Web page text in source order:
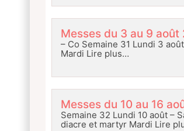
Messes du 3 au 9 août
– Co Semaine 31 Lundi 3
Mardi Lire plus…
Messes du 10 au 16
Semaine 32 Lundi 10 août –
diacre et martyr Mardi Lire